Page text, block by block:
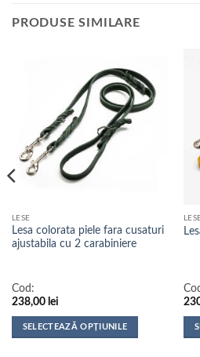
PRODUSE SIMILARE
LESE
Lesa colorata piele fara cusaturi
ajustabila cu 2 carabiniere
Cod:
238,00 lei
SELECTEAZĂ OPȚIUNILE